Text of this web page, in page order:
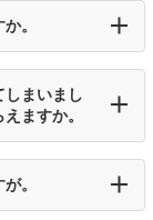
。
しまいまし
ますか。
。